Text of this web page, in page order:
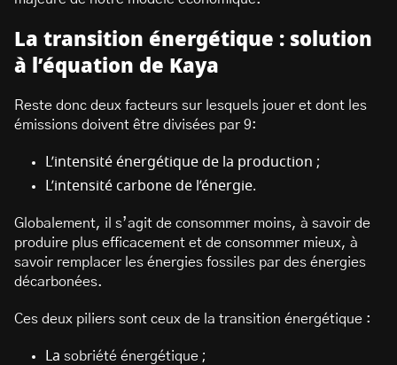
La transition énergétique : solution
à l’équation de Kaya
Reste donc deux facteurs sur lesquels jouer et dont les
émissions doivent être divisées par 9:
L’intensité énergétique de la production ;
L’intensité carbone de l’énergie.
Globalement, il s’agit de consommer moins, à savoir de
produire plus efficacement et de consommer mieux, à
savoir remplacer les énergies fossiles par des énergies
décarbonées.
Ces deux piliers sont ceux de la transition énergétique :
La sobriété énergétique ;